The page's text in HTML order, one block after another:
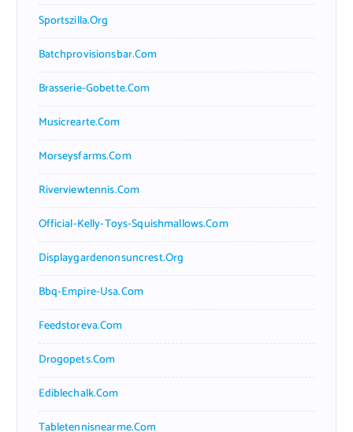
Sportszilla.org
Batchprovisionsbar.com
Brasserie-Gobette.com
Musicrearte.com
Morseysfarms.com
Riverviewtennis.com
Official-Kelly-Toys-Squishmallows.com
Displaygardenonsuncrest.org
Bbq-Empire-Usa.com
Feedstoreva.com
Drogopets.com
Ediblechalk.com
Tabletennisnearme.com